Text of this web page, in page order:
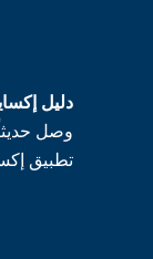
دليل
وصل
تطبيق